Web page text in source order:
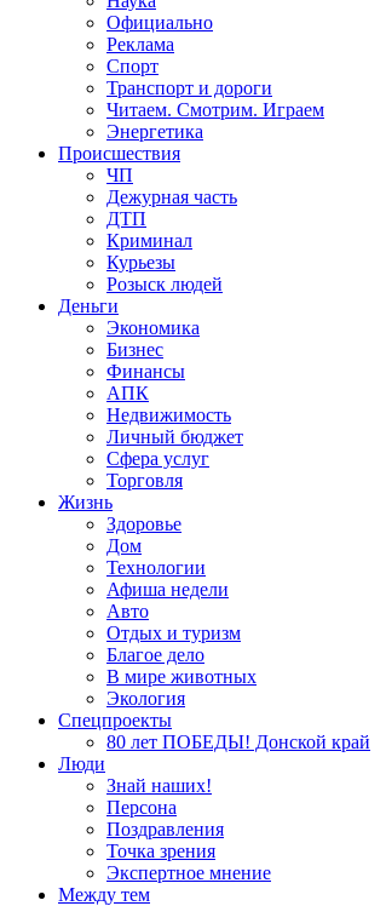
Официально
Реклама
Спорт
Транспорт и дороги
Читаем. Смотрим. Играем
Энергетика
Происшествия
ЧП
Дежурная часть
ДТП
Криминал
Курьезы
Розыск людей
Деньги
Экономика
Бизнес
Финансы
АПК
Недвижимость
Личный бюджет
Сфера услуг
Торговля
Жизнь
Здоровье
Дом
Технологии
Афиша недели
Авто
Отдых и туризм
Благое дело
В мире животных
Экология
Спецпроекты
80 лет ПОБЕДЫ! Донской край
Люди
Знай наших!
Персона
Поздравления
Точка зрения
Экспертное мнение
Между тем